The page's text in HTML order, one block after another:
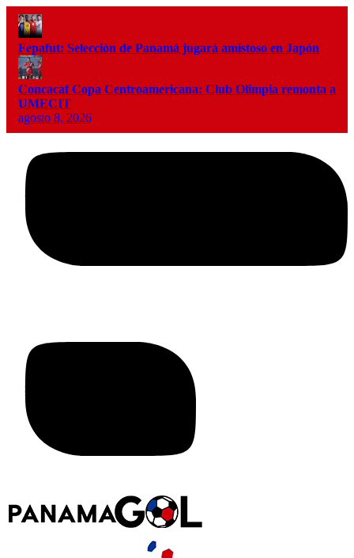
Fepafut: Selección de Panamá jugará amistoso en Japón
Concacaf Copa Centroamericana: Club Olimpia remonta a
UMECIT
agosto 8, 2026